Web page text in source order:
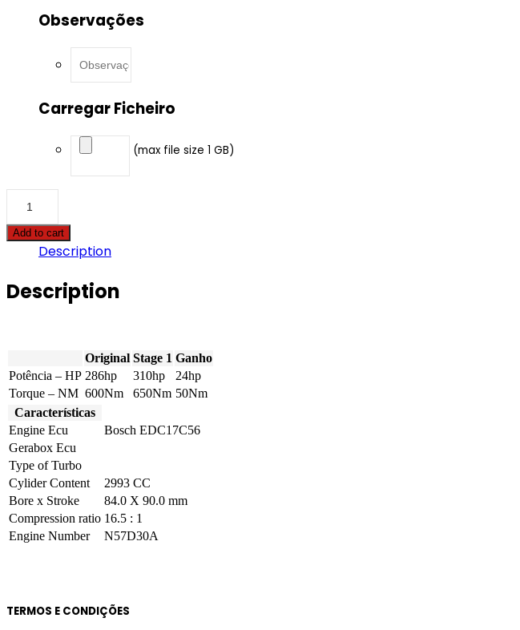
Observações
Carregar Ficheiro
(max file size 1 GB)
3
serie
330D
PP
Add to cart
Description
Description
Original Stage 1 Ganho
Potência – HP 286hp 310hp
24hp
Torque – NM 600Nm 650Nm 50Nm
Características
Engine Ecu
Bosch EDC17C56
Gerabox Ecu
Type of Turbo
Cylider Content
2993 CC
Bore x Stroke
84.0 X 90.0 mm
Compression ratio 16.5 : 1
Engine Number
N57D30A
TERMOS E CONDIÇÕES